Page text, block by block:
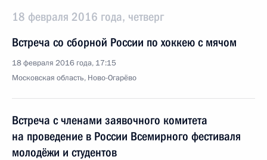
18 февраля 2016 года, четверг
Встреча со сборной России по хоккею с мячом
18 февраля 2016 года, 17:15
Московская область, Ново-Огарёво
Встреча с членами заявочного комитета
на проведение в России Всемирного фестиваля
молодёжи и студентов